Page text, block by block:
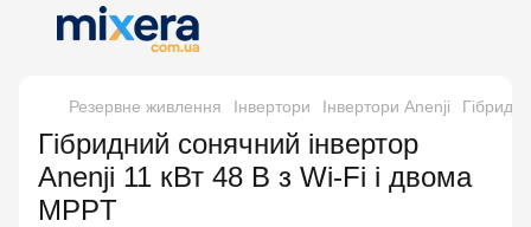
Резервне живлення Інвертори Інвертори Anenji
Гібридний сонячний інвертор
Anenji 11 кВт 48 В з Wi-Fi і двома
MPPT